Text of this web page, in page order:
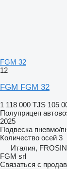
FGM 32
12
FGM FGM 32
1 118 000 TJS 105
Полуприцеп
2025
Подвеска пневмо/
Количество осей 3
Италия,
FGM srl
Связаться с